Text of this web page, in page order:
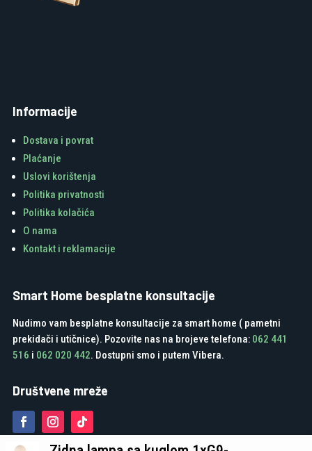
Informacije
Dostava i povrat
Plaćanje
Uslovi korištenja
Politika privatnosti
Politika kolačića
O nama
Kontakt i reklamacije
Smart Home besplatne konsultacije
Nudimo vam besplatne konsultacije za smart home ( pametni
prekidači i utičnice). Pozovite nas na brojeve telefona: 062 441
516 i 062 020 442. Dostupni smo i putem Vibera.
Društvene mreže